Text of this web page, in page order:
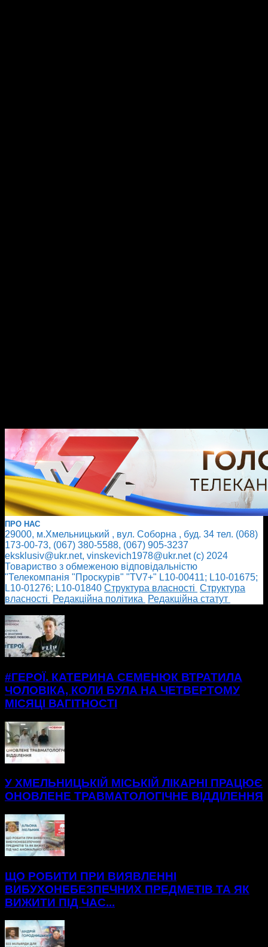
ПРО НАС
29000, м.Хмельницький , вул. Соборна , буд. 34 тел. (068)
173-00-73, (067) 380-5588, (067) 905-3237
eksklusiv@ukr.net, vinskevich1978@ukr.net (с) 2024
Товариство з обмеженою відповідальністю
"Телекомпанія "Проскурів" "TV7+" L10-00411; L10-01675;
L10-01276; L10-01840 Cтруктура власності Cтруктура
власності
Редакційна політика
Редакційна статут
#ГЕРОЇ. КАТЕРИНА СЕМЕНЮК ВТРАТИЛА
ЧОЛОВІКА, КОЛИ БУЛА НА ЧЕТВЕРТОМУ
МІСЯЦІ ВАГІТНОСТІ
У ХМЕЛЬНИЦЬКІЙ МІСЬКІЙ ЛІКАРНІ ПРАЦЮЄ
ОНОВЛЕНЕ ТРАВМАТОЛОГІЧНЕ ВІДДІЛЕННЯ
ЩО РОБИТИ ПРИ ВИЯВЛЕННІ
ВИБУХОНЕБЕЗПЕЧНИХ ПРЕДМЕТІВ ТА ЯК
ВИЖИТИ ПІД ЧАС...